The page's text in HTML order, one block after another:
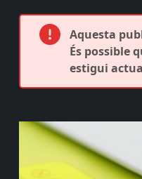
Aquesta
És possible
estigui